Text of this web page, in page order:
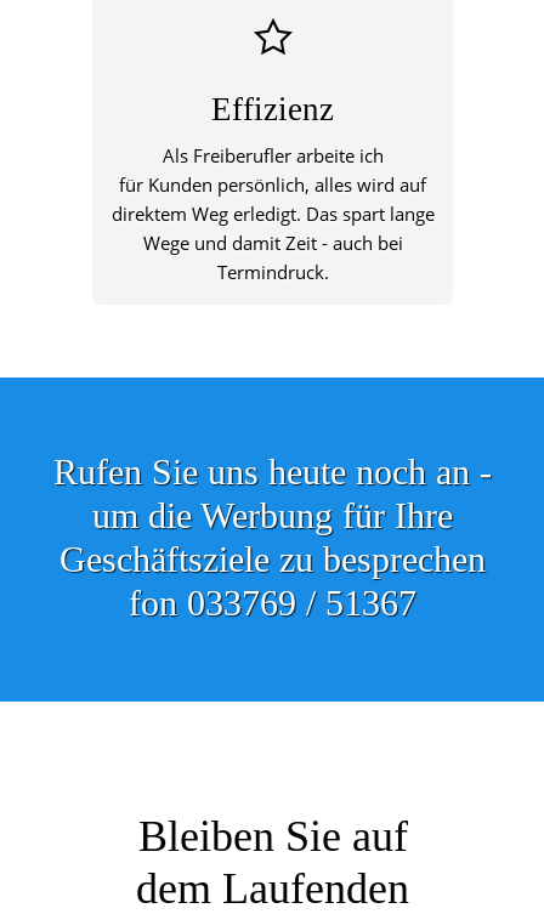
Effizienz
Als Freiberufler arbeite ich
für Kunden persönlich, alles wird auf
direktem Weg erledigt. Das spart lange
Wege und damit Zeit - auch bei
Termindruck.
Rufen Sie uns heute noch an -
um die Werbung für Ihre
Geschäftsziele zu besprechen
fon 033769 / 51367
Bleiben Sie auf
dem Laufenden